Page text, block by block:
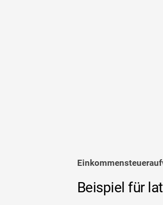
Beispiel für